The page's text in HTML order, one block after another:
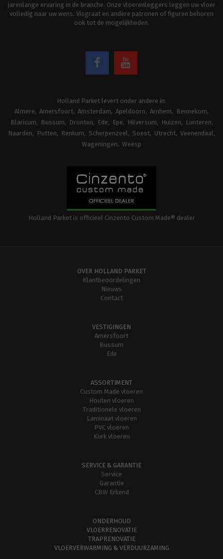
jarenlange ervaring in de branche. Onze vloerenleggers leggen uw vloer
volledig naar uw wens. Visgraat en andere patronen of figuren behoren
ook tot de mogelijkheden.
Holland Parket levert onder andere in:
Almere
Amersfoort Amsterdam Apeldoorn Arnhem
Bennekom
Blaricum
Bussum Dronten Ede Epe Hilversum Huizen
Lunteren
Naarden
Putten Renkum Scherpenzeel Soest Utrecht Veenendaal
Wageningen
Weesp
Holland Parket is officieel Cinzento Custom Made® dealer
OVER HOLLAND PARKET
Klantbeoordelingen
Nieuws
Contact
VESTIGINGEN
Amersfoort
Bussum
Ede
ASSORTIMENT
Custom Made vloeren
Houten vloeren
Traditionele vloeren
Laminaat vloeren
PVC vloeren
Kurk vloeren
SERVICE & GARANTIE
Service
Garantie
CBW Erkend
ONDERHOUD
VLOERRENOVATIE
TRAPRENOVATIE
VLOERVERWARMING & VERDUURZAMING